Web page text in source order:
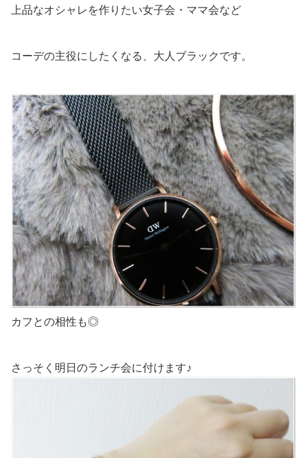
上品なオシャレを作りたい女子会・ママ会など
コーデの主役にしたくなる、大人ブラックです。
カフとの相性も◎
さっそく明日のランチ会に付けます♪